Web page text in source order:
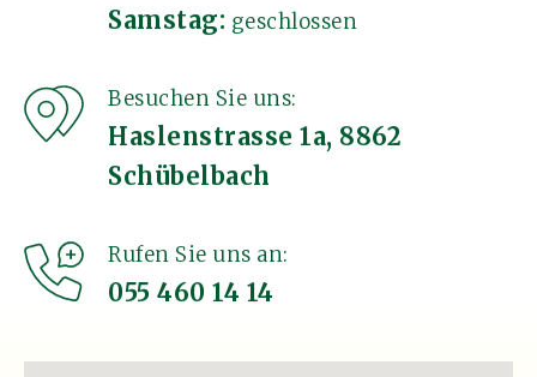
Samstag: geschlossen
Besuchen Sie uns:
Haslenstrasse 1a, 8862
Schübelbach
Rufen Sie uns an:
055 460 14 14